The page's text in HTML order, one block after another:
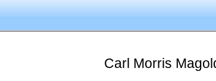
Carl Morris